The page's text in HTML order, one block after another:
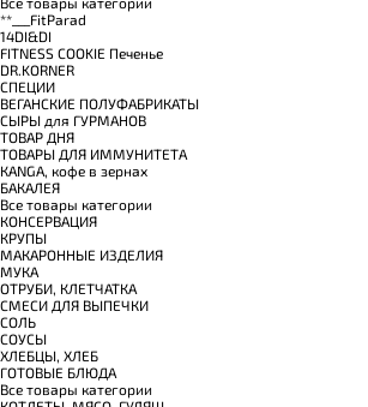
**___FitParad
14DI&DI
FITNESS COOKIE Печенье
DR.KORNER
СПЕЦИИ
ВЕГАНСКИЕ ПОЛУФАБРИКАТЫ
СЫРЫ для ГУРМАНОВ
TОВАР ДНЯ
TОВАРЫ ДЛЯ ИММУНИТЕТА
КANGA, кофе в зернах
БАКАЛЕЯ
Все товары категории
КОНСЕРВАЦИЯ
КРУПЫ
МАКАРОННЫЕ ИЗДЕЛИЯ
МУКА
ОТРУБИ, КЛЕТЧАТКА
СМЕСИ ДЛЯ ВЫПЕЧКИ
СОЛЬ
СОУСЫ
ХЛЕБЦЫ, ХЛЕБ
ГОТОВЫЕ БЛЮДА
Все товары категории